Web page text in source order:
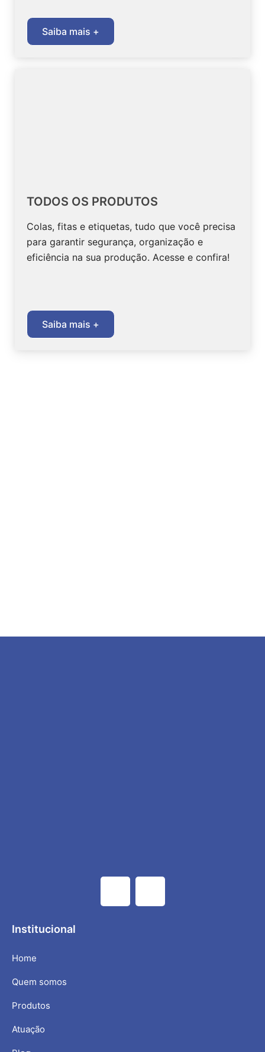
Saiba mais +
TODOS OS PRODUTOS
Colas, fitas e etiquetas, tudo que você precisa
para garantir segurança, organização e
eficiência na sua produção. Acesse e confira!
Saiba mais +
Institucional
Home
Quem somos
Produtos
Atuação